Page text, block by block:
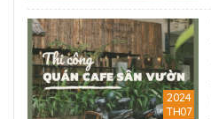
2024
TH07